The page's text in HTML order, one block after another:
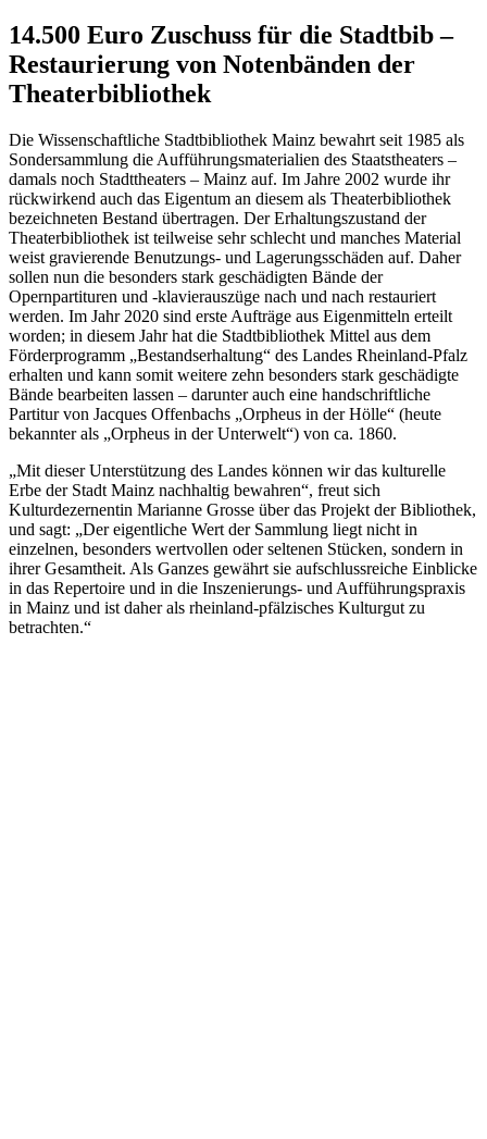
14.500 Euro Zuschuss für die Stadtbib –
Restaurierung von Notenbänden der
Theaterbibliothek
Die Wissenschaftliche Stadtbibliothek Mainz bewahrt seit 1985 als
Sondersammlung die Aufführungsmaterialien des Staatstheaters –
damals noch Stadttheaters – Mainz auf. Im Jahre 2002 wurde ihr
rückwirkend auch das Eigentum an diesem als Theaterbibliothek
bezeichneten Bestand übertragen. Der Erhaltungszustand der
Theaterbibliothek ist teilweise sehr schlecht und manches Material
weist gravierende Benutzungs- und Lagerungsschäden auf. Daher
sollen nun die besonders stark geschädigten Bände der
Opernpartituren und -klavierauszüge nach und nach restauriert
werden. Im Jahr 2020 sind erste Aufträge aus Eigenmitteln erteilt
worden; in diesem Jahr hat die Stadtbibliothek Mittel aus dem
Förderprogramm „Bestandserhaltung“ des Landes Rheinland-Pfalz
erhalten und kann somit weitere zehn besonders stark geschädigte
Bände bearbeiten lassen – darunter auch eine handschriftliche
Partitur von Jacques Offenbachs „Orpheus in der Hölle“ (heute
bekannter als „Orpheus in der Unterwelt“) von ca. 1860.
„Mit dieser Unterstützung des Landes können wir das kulturelle
Erbe der Stadt Mainz nachhaltig bewahren“, freut sich
Kulturdezernentin Marianne Grosse über das Projekt der Bibliothek,
und sagt: „Der eigentliche Wert der Sammlung liegt nicht in
einzelnen, besonders wertvollen oder seltenen Stücken, sondern in
ihrer Gesamtheit. Als Ganzes gewährt sie aufschlussreiche Einblicke
in das Repertoire und in die Inszenierungs- und Aufführungspraxis
in Mainz und ist daher als rheinland-pfälzisches Kulturgut zu
betrachten.“